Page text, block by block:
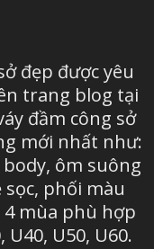
đẹp được yêu
trang blog tại
đầm công sở
mới nhất như:
body, ôm suông
sọc, phối màu
4 mùa phù hợp
U50, U60.